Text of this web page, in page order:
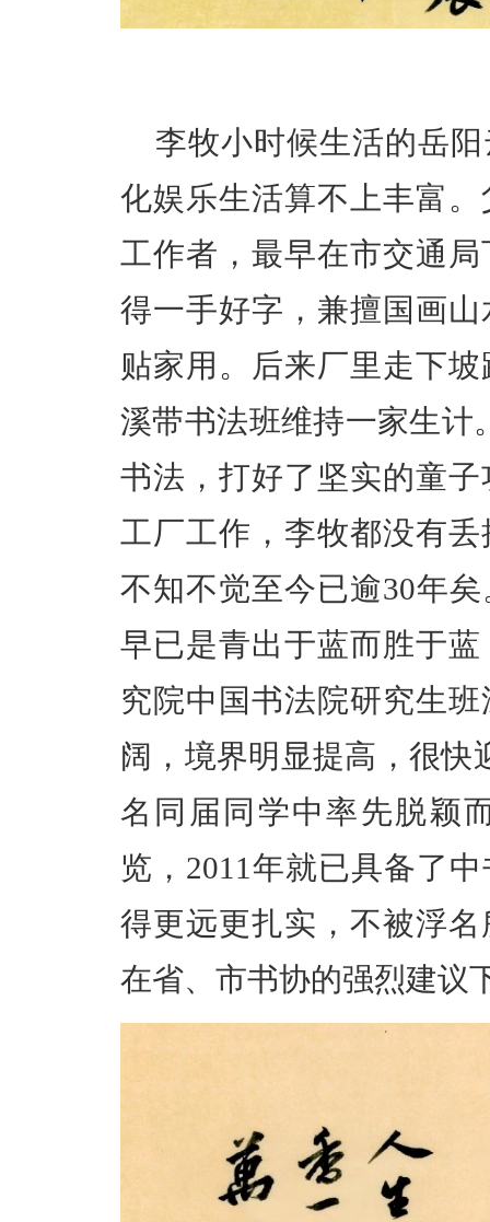
李牧小时候生活的岳
化娱乐生活算不上丰富
工作者，最早在市交通
得一手好字，兼擅国画
贴家用。后来厂里走下
溪带书法班维持一家生计
书法，打好了坚实的童
工厂工作，李牧都没有
不知不觉至今已逾30年
早已是青出于蓝而胜于
究院中国书法院研究生
阔，境界明显提高，很快
名同届同学中率先脱颖
览，2011年就已具备了
得更远更扎实，不被浮
在省、市书协的强烈建议